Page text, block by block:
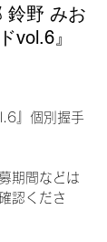
鈴野 みお
vol.6』
』個別握手
期間などは
認くださ